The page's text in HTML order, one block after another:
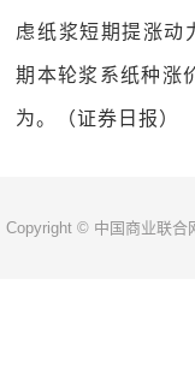
虑纸浆短期提涨动
期本轮浆系纸种涨
为。（证券日报）
Copyright © 中国商业联合